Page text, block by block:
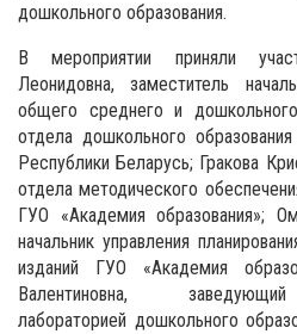
дошкольного образования.
В мероприятии приняли
Леонидовна, заместитель
общего среднего и
отдела дошкольного
Республики Беларусь; Гракова
отдела методического
ГУО «Академия образования»;
начальник управления
изданий ГУО «Академия
Валентиновна,
лабораторией дошкольного